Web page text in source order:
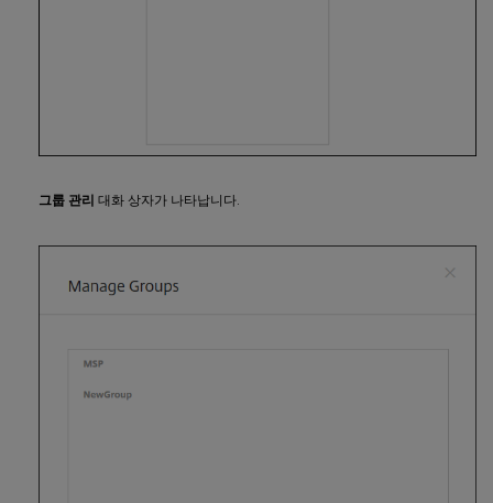
그룹 관리 대화 상자가 나타납니다.